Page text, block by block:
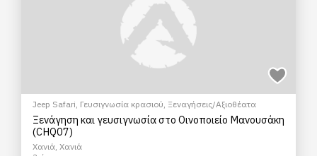
Jeep Safari, Γευσιγνωσία κρασιού, Ξεναγήσεις/Αξιοθέατα
Ξενάγηση και γευσιγνωσία στο Οινοποιείο Μανουσάκη
(CHQ07)
Χανιά, Χανιά